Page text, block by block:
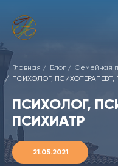
Главная Блог
Семейная
ПСИХОЛОГ, ПСИХОТЕРАПЕВТ,
ПСИХОЛОГ,
ПСИХИАТР
21.05.2021